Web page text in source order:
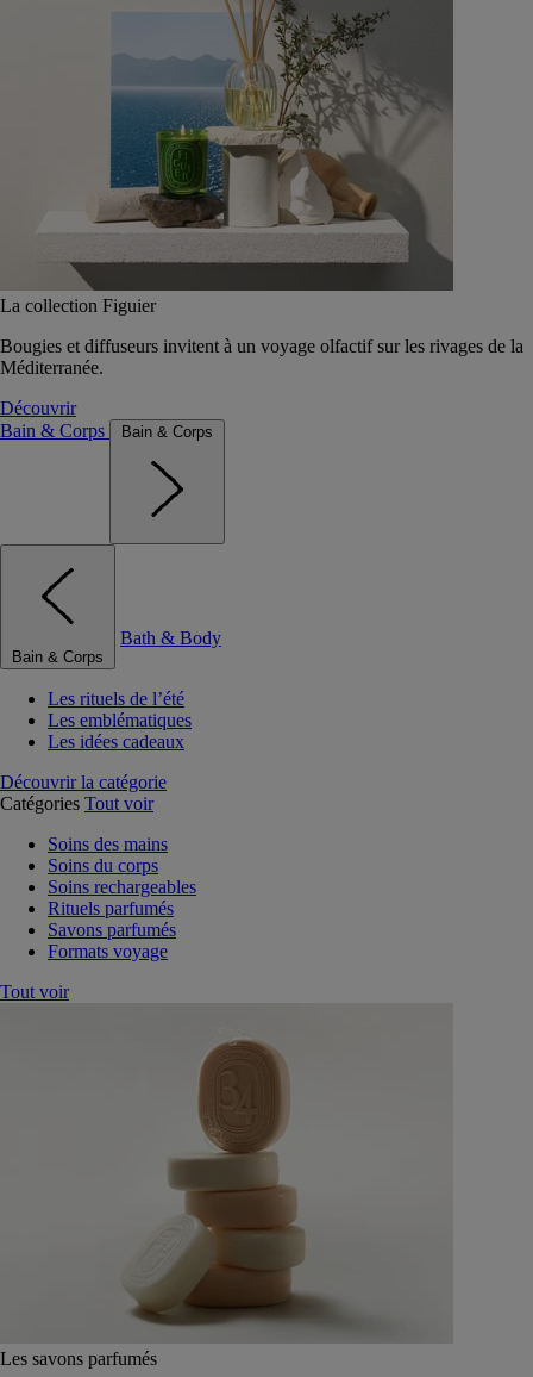
La collection Figuier
Bougies et diffuseurs invitent à un voyage olfactif sur les rivages de la
Méditerranée.
Découvrir
Bain & Corps
Bain & Corps
Bain & Corps
Bath & Body
Les rituels de l’été
Les emblématiques
Les idées cadeaux
Découvrir la catégorie
Catégories Tout voir
Soins des mains
Soins du corps
Soins rechargeables
Rituels parfumés
Savons parfumés
Formats voyage
Tout voir
Les savons parfumés